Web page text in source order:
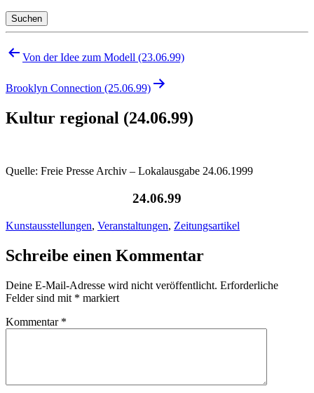
Suchen
Beitragsnavigation
Von der Idee zum Modell (23.06.99)
Brooklyn Connection (25.06.99)
Kultur regional (24.06.99)
Quelle: Freie Presse Archiv – Lokalausgabe 24.06.1999
24.06.99
Kunstausstellungen, Veranstaltungen, Zeitungsartikel
Schreibe einen Kommentar
Deine E-Mail-Adresse wird nicht veröffentlicht. Erforderliche
Felder sind mit * markiert
Kommentar *